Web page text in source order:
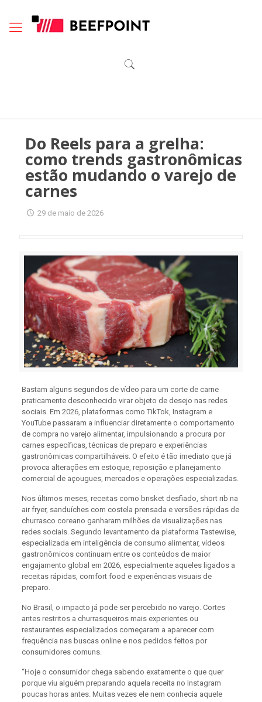
Do Reels para a grelha:
como trends gastronômicas
estão mudando o varejo de
carnes
29 de maio de 2026
Bastam alguns segundos de vídeo para um corte de carne
praticamente desconhecido virar objeto de desejo nas redes
sociais. Em 2026, plataformas como TikTok, Instagram e
YouTube passaram a influenciar diretamente o comportamento
de compra no varejo alimentar, impulsionando a procura por
carnes específicas, técnicas de preparo e experiências
gastronômicas compartilháveis. O efeito é tão imediato que já
provoca alterações em estoque, reposição e planejamento
comercial de açougues, mercados e operações especializadas.
Nos últimos meses, receitas como brisket desfiado, short rib na
air fryer, sanduíches com costela prensada e versões rápidas de
churrasco coreano ganharam milhões de visualizações nas
redes sociais. Segundo levantamento da plataforma Tastewise,
especializada em inteligência de consumo alimentar, vídeos
gastronômicos continuam entre os conteúdos de maior
engajamento global em 2026, especialmente aqueles ligados a
receitas rápidas, comfort food e experiências visuais de
preparo.
No Brasil, o impacto já pode ser percebido no varejo. Cortes
antes restritos a churrasqueiros mais experientes ou
restaurantes especializados começaram a aparecer com
frequência nas buscas online e nos pedidos feitos por
consumidores comuns.
“Hoje o consumidor chega sabendo exatamente o que quer
porque viu alguém preparando aquela receita no Instagram
poucas horas antes. Muitas vezes ele nem conhecia aquele